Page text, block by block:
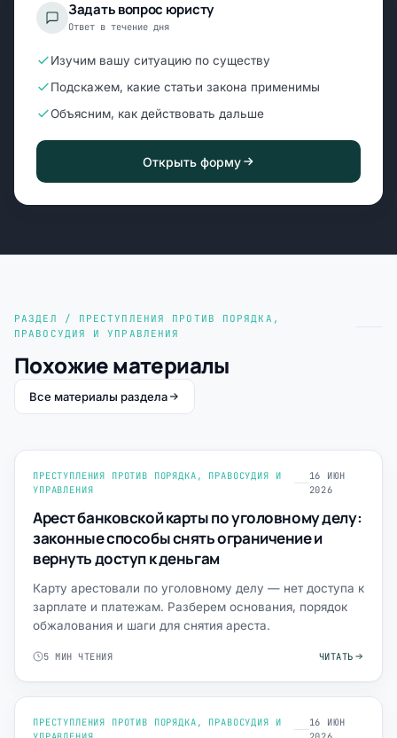
Задать вопрос юристу
Ответ в течение дня
Изучим вашу ситуацию по существу
Подскажем, какие статьи закона применимы
Объясним, как действовать дальше
Открыть форму
РАЗДЕЛ / ПРЕСТУПЛЕНИЯ ПРОТИВ ПОРЯДКА,
ПРАВОСУДИЯ И УПРАВЛЕНИЯ
Похожие материалы
Все материалы раздела
ПРЕСТУПЛЕНИЯ ПРОТИВ ПОРЯДКА, ПРАВОСУДИЯ И
УПРАВЛЕНИЯ
16 ИЮН
2026
Арест банковской карты по уголовному делу:
законные способы снять ограничение и
вернуть доступ к деньгам
Карту арестовали по уголовному делу — нет доступа к
зарплате и платежам. Разберем основания, порядок
обжалования и шаги для снятия ареста.
5 МИН ЧТЕНИЯ ЧИТАТЬ
ПРЕСТУПЛЕНИЯ ПРОТИВ ПОРЯДКА, ПРАВОСУДИЯ И
16 ИЮН